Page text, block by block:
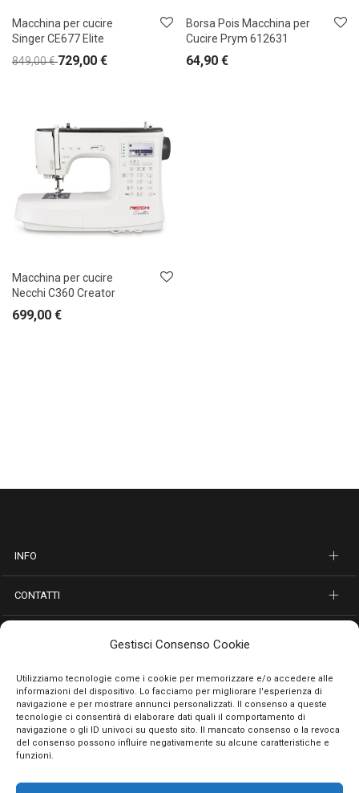
Gestisci Consenso Cookie
Utilizziamo tecnologie come i cookie per memorizzare e/o accedere alle
informazioni del dispositivo. Lo facciamo per migliorare l'esperienza di
navigazione e per mostrare annunci personalizzati. Il consenso a queste
tecnologie ci consentirà di elaborare dati quali il comportamento di
navigazione o gli ID univoci su questo sito. Il mancato consenso o la revoca
del consenso possono influire negativamente su alcune caratteristiche e
funzioni.
Macchina per cucire
Singer CE677 Elite
849,00€ 729,00 €
Borsa Pois Macchina per
Cucire Prym 612631
64,90 €
Macchina per cucire
Necchi C360 Creator
699,00 €
INFO
CONTATTI
PAGAMENTI SICURI